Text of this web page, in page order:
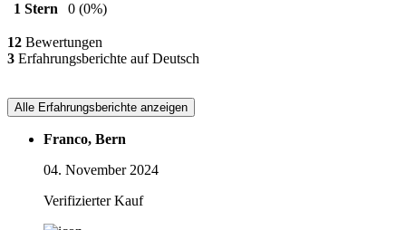
1 Stern
0 (0%)
12 Bewertungen
3 Erfahrungsberichte auf Deutsch
Alle Erfahrungsberichte anzeigen
Franco, Bern
04. November 2024
Verifizierter Kauf